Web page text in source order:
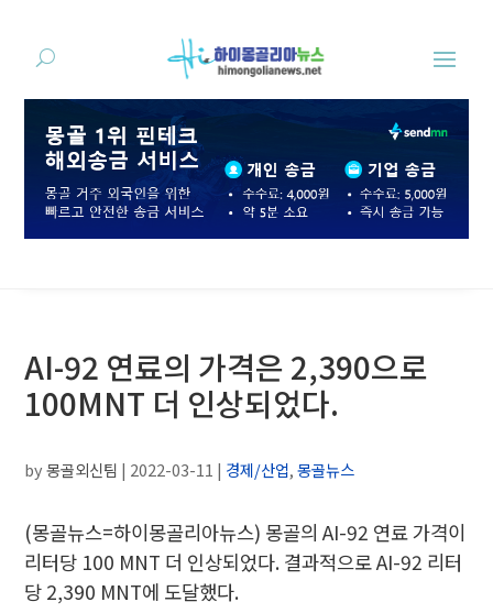
AI-92 연료의 가격은 2,390으로
100MNT 더 인상되었다.
by몽골외신팀 | 2022-03-11 | 경제/산업,몽골뉴스
(몽골뉴스=하이몽골리아뉴스) 몽골의AI-92 연료 가격이
리터당 100 MNT 더 인상되었다. 결과적으로 AI-92 리터
당 2,390 MNT에 도달했다.